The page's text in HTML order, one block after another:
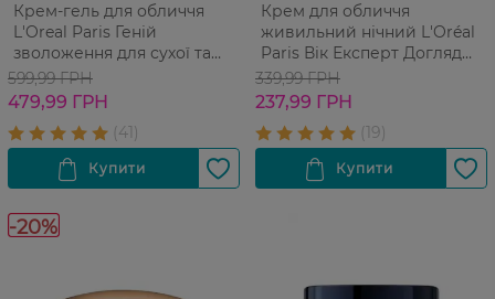
Крем-гель для обличчя
L'Oreal Paris Геній
зволоження для сухої та
чутливої шкіри обличчя 70
мл
599,99 ГРН
479,99 ГРН
Крем для обличчя
живильний нічний L'Oréal
Paris Вік Експерт Догляд
339,99 ГРН
237,99 ГРН
-20%